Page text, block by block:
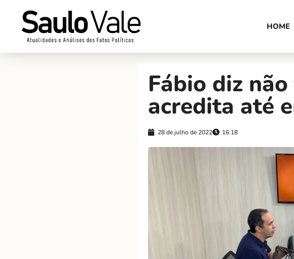
HOME
Fábio diz
acredita até
28 de julho de 2022 16:18